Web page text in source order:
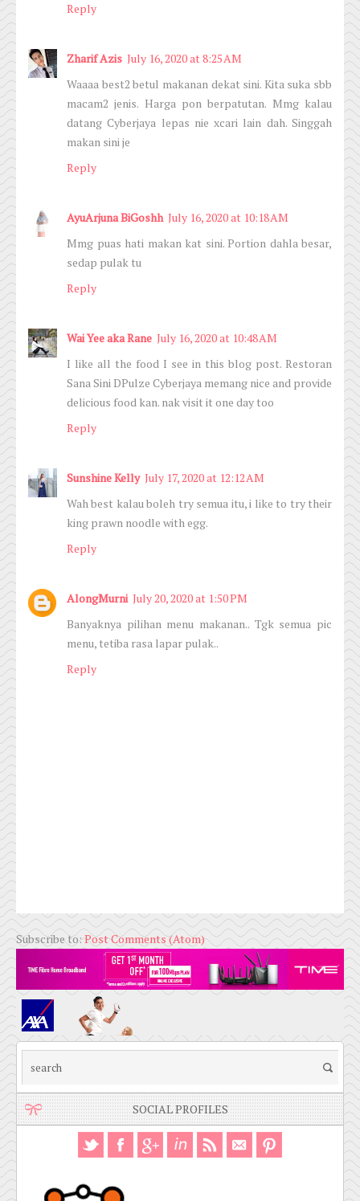
Reply
Zharif Azis July 16, 2020 at 8:25 AM
Waaaa best2 betul makanan dekat sini. Kita suka sbb
macam2 jenis. Harga pon berpatutan. Mmg kalau
datang Cyberjaya lepas nie xcari lain dah. Singgah
makan sini je
Reply
AyuArjuna BiGoshh July 16, 2020 at 10:18 AM
Mmg puas hati makan kat sini. Portion dahla besar,
sedap pulak tu
Reply
Wai Yee aka Rane July 16, 2020 at 10:48 AM
I like all the food I see in this blog post. Restoran
Sana Sini DPulze Cyberjaya memang nice and provide
delicious food kan. nak visit it one day too
Reply
Sunshine Kelly July 17, 2020 at 12:12 AM
Wah best kalau boleh try semua itu, i like to try their
king prawn noodle with egg.
Reply
AlongMurni July 20, 2020 at 1:50 PM
Banyaknya pilihan menu makanan.. Tgk semua pic
menu, tetiba rasa lapar pulak..
Reply
Subscribe to:Post Comments (Atom)
SOCIAL PROFILES